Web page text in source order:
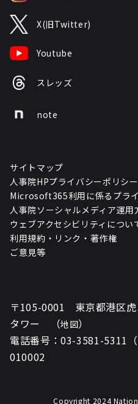
X(旧Twitter)
Youtube
スレッズ
note
サイトマップ
人事院HPプライバシーポリシー
Microsoft365利用に係るプラ
人事院ソーシャルメディア運用
ウェブアクセシビリティについ
利用規約・リンク・著作権
ご意見等
〒105-0001 東京都港区
タワー （地図）
電話番号：03-3581-5311
010002
Copyright 2024